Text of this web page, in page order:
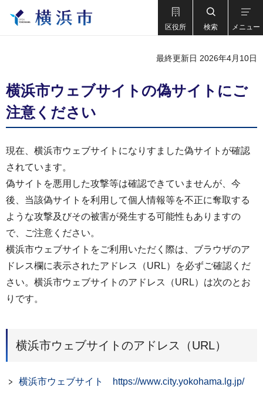
区役所 検索 メニュー
最終更新日 2026年4月10日
横浜市ウェブサイトの偽サイトにご
注意ください
現在、横浜市ウェブサイトになりすました偽サイトが確認
されています。
偽サイトを悪用した攻撃等は確認できていませんが、今
後、当該偽サイトを利用して個人情報等を不正に奪取する
ような攻撃及びその被害が発生する可能性もありますの
で、ご注意ください。
横浜市ウェブサイトをご利用いただく際は、ブラウザのア
ドレス欄に表示されたアドレス（URL）を必ずご確認くだ
さい。横浜市ウェブサイトのアドレス（URL）は次のとお
りです。
横浜市ウェブサイトのアドレス（URL）
横浜市ウェブサイト https://www.city.yokohama.lg.jp/